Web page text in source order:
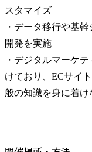
スタマイズ
・データ移行や基
開発を実施
・デジタルマーケ
けており、ECサイ
般の知識を身に着